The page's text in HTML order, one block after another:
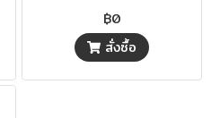
฿0
สั่งซื้อ